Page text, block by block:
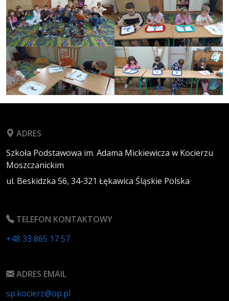
ADRES
Szkoła Podstawowa im. Adama Mickiewicza w Kocierzu
Moszczanickim
ul. Beskidzka 56, 34-321 Łękawica Śląskie Polska
TELEFON KONTAKTOWY
+48 33 865 17 57
ADRES EMAIL
sp.kocierz@op.pl